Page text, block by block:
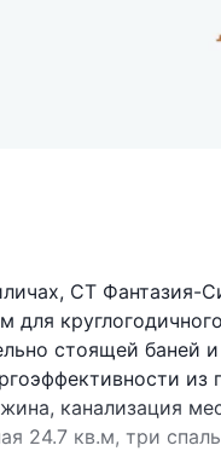
СТ Фантазия-
для
стоящей баней
из
канализация
24.7 кв.м, три